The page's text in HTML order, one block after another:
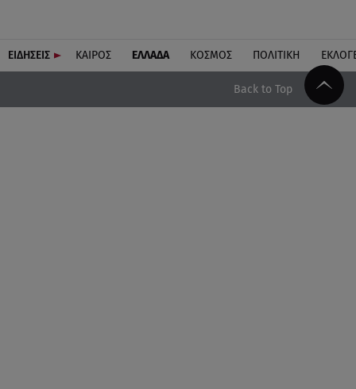
ΕΙΔΗΣΕΙΣ ΚΑΙΡΟΣ ΕΛΛΑΔΑ ΚΟΣΜΟΣ ΠΟΛΙΤΙΚΗ
Back to Top